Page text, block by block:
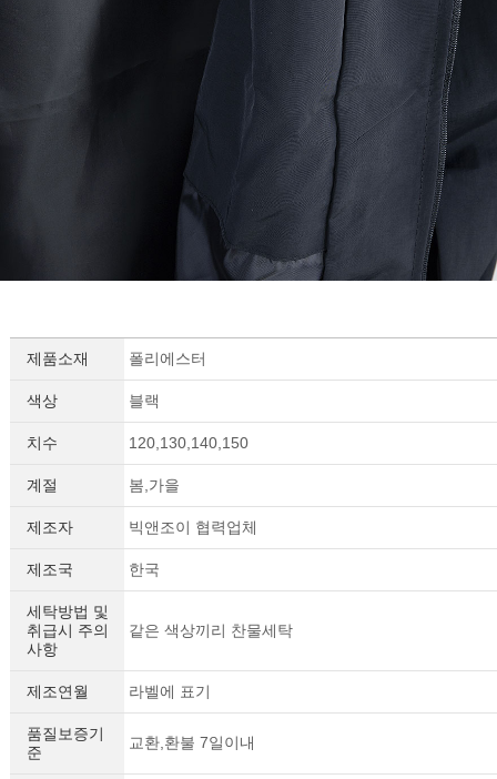
제품소재 폴리에스터
색상 블랙
치수 120,130,140,150
계절 봄,가을
제조자 빅앤조이 협력업체
제조국 한국
세탁방법 및
취급시 주의
사항
같은 색상끼리 찬물세탁
제조연월 라벨에 표기
품질보증기
준
교환,환불 7일이내